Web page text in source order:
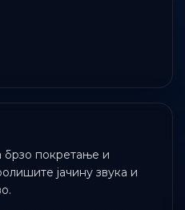
брзо покретање и
јачину звука и